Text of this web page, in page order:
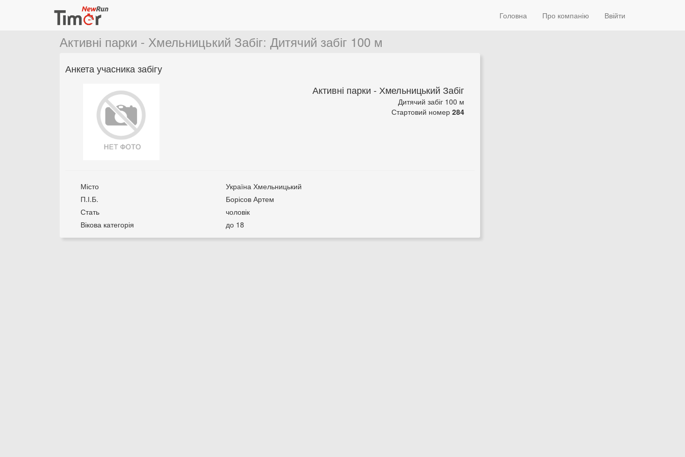
Головна Про компанію Ввійти
Активні парки - Хмельницький Забіг: Дитячий забіг 100 м
Анкета учасника забігу
Активні парки - Хмельницький Забіг
Дитячий забіг 100 м
Стартовий номер 284
Місто
Україна Хмельницький
П.І.Б.
Борісов Артем
Стать
чоловік
Вікова категорія
до 18